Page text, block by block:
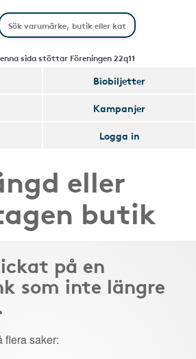
sida stöttar Föreningen 22q11
Biobiljetter
Kampanjer
Logga in
eller
butik
på en
som inte längre
flera saker: